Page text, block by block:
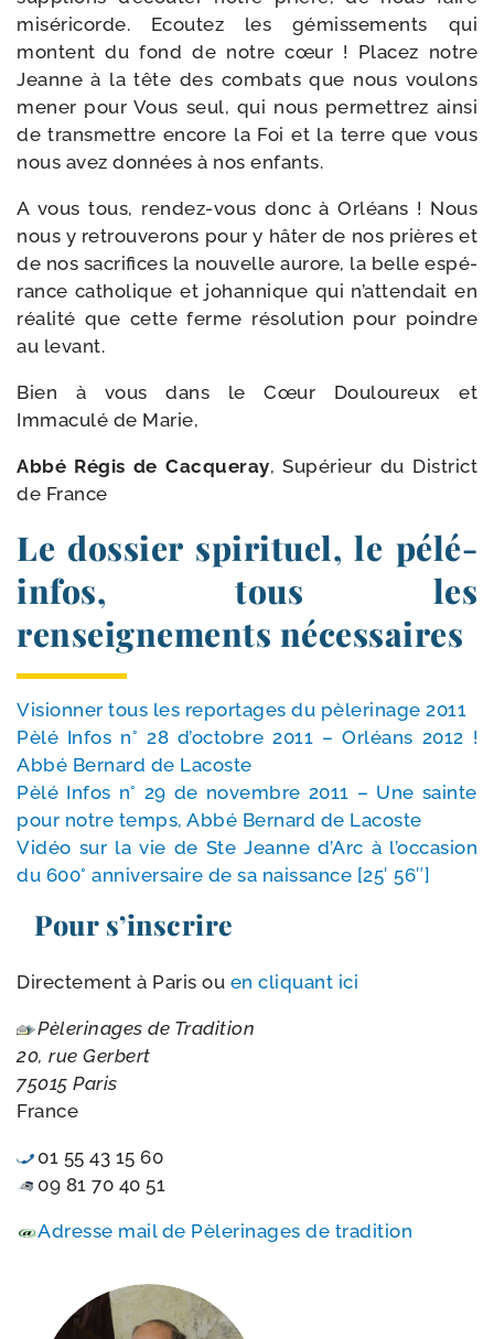
misé­ri­corde. Ecoutez les gémis­se­ments qui
montent du fond de notre cœur ! Placez notre
Jeanne à la tête des com­bats que nous vou­lons
mener pour Vous seul, qui nous per­met­trez ain­si
de trans­mettre encore la Foi et la terre que vous
nous avez don­nées à nos enfants.
A vous tous, rendez-​vous donc à Orléans ! Nous
nous y retrou­ve­rons pour y hâter de nos prières et
de nos sacri­fices la nou­velle aurore, la belle espé­
rance catho­lique et johan­nique qui n’attendait en
réa­li­té que cette ferme réso­lu­tion pour poindre
au levant.
Bien à vous dans le Cœur Douloureux et
Immaculé de Marie,
Abbé Régis de Cacqueray, Supérieur du District
de France
Le dossier spirituel, le pélé-​
infos, tous les
renseignements nécessaires
Visionner tous les repor­tages du pèle­ri­nage 2011
Pèlé Infos n° 28 d’oc­tobre 2011 – Orléans 2012 !
Abbé Bernard de Lacoste
Pèlé Infos n° 29 de novembre 2011 – Une sainte
pour notre temps, Abbé Bernard de Lacoste
Vidéo sur la vie de Ste Jeanne d’Arc à l’oc­ca­sion
du 600° anni­ver­saire de sa nais­sance [25′ 56″]
Pour s’inscrire
Directement à Paris ou en cli­quant ici
Pèlerinages de Tradition
20, rue Gerbert
75015 Paris
France
01 55 43 15 60
09 81 70 40 51
Adresse mail de Pèlerinages de tradition